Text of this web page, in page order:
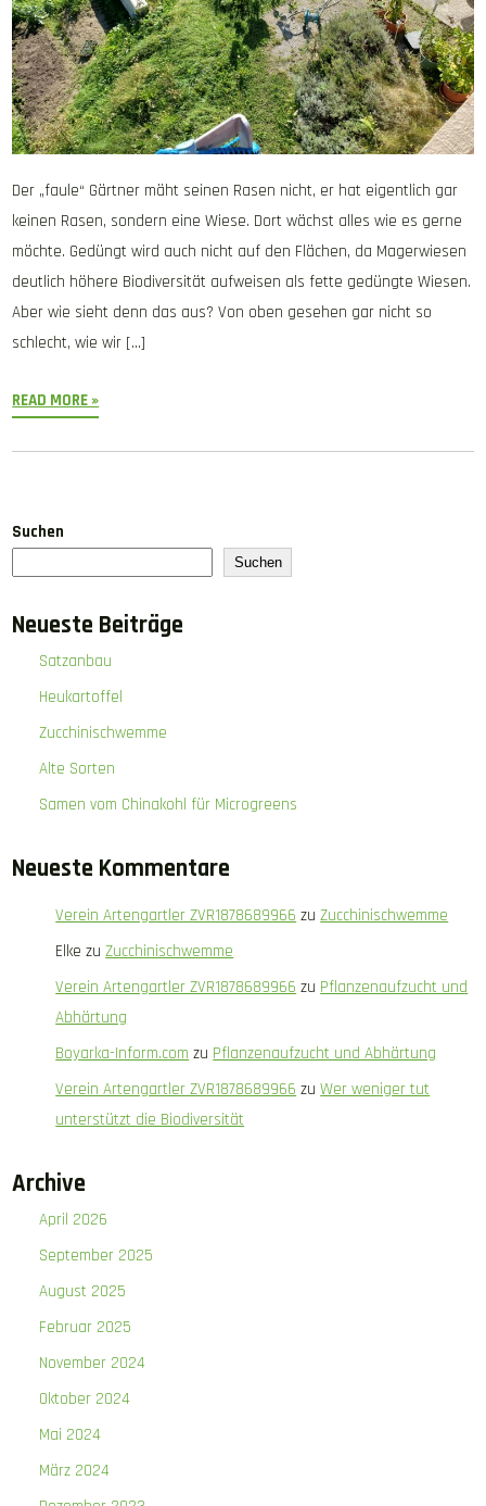
Der „faule“ Gärtner mäht seinen Rasen nicht, er hat eigentlich gar
keinen Rasen, sondern eine Wiese. Dort wächst alles wie es gerne
möchte. Gedüngt wird auch nicht auf den Flächen, da Magerwiesen
deutlich höhere Biodiversität aufweisen als fette gedüngte Wiesen.
Aber wie sieht denn das aus? Von oben gesehen gar nicht so
schlecht, wie wir […]
READ MORE »
Suchen
Suchen
Neueste Beiträge
Satzanbau
Heukartoffel
Zucchinischwemme
Alte Sorten
Samen vom Chinakohl für Microgreens
Neueste Kommentare
Verein Artengartler ZVR1878689966 zuZucchinischwemme
Elke zuZucchinischwemme
Verein Artengartler ZVR1878689966 zu Pflanzenaufzucht und
Abhärtung
Boyarka-Inform.com zu Pflanzenaufzucht und Abhärtung
Verein Artengartler ZVR1878689966 zuWer weniger tut
unterstützt die Biodiversität
Archive
April 2026
September 2025
August 2025
Februar 2025
November 2024
Oktober 2024
Mai 2024
März 2024